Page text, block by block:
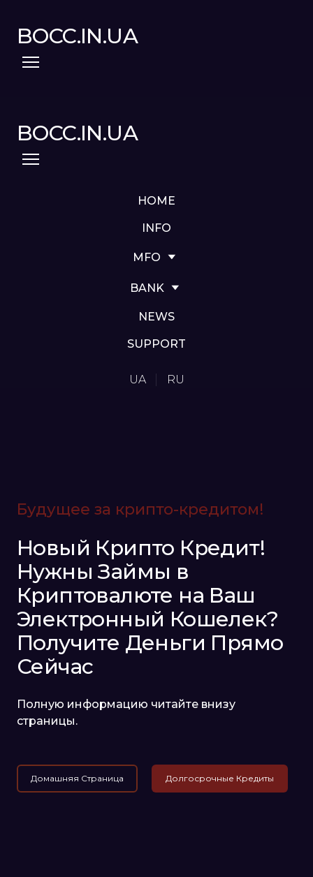
BOCC.IN.UA
BOCC.IN.UA
HOME
INFO
MFO
BANK
NEWS
SUPPORT
UA RU
Будущее за крипто-кредитом!
Новый Крипто Кредит!
Нужны Займы в
Криптовалюте на Ваш
Электронный Кошелек?
Получите Деньги Прямо
Сейчас
Полную информацию читайте внизу
страницы.
Домашняя Страница Долгосрочные Кредиты